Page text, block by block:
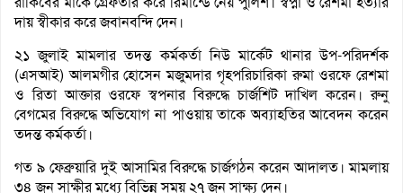
দায় স্বীকার করে জবানবন্দি দেন।
২১ জুলাই মামলার তদন্ত কর্মকর্তা নিউ মার্কেট থানার উপ-পরিদর্শক
(এসআই) আলমগীর হোসেন মজুমদার গৃহপরিচারিকা রুমা ওরফে রেশমা
ও রিতা আক্তার ওরফে স্বপনার বিরুদ্ধে চার্জশিট দাখিল করেন। রুনু
বেগমের বিরুদ্ধে অভিযোগ না পাওয়ায় তাকে অব্যাহতির আবেদন করেন
তদন্ত কর্মকর্তা।
গত ৯ ফেব্রুয়ারি দুই আসামির বিরুদ্ধে চার্জগঠন করেন আদালত। মামলায়
৩৪ জন সাক্ষীর মধ্যে বিভিন্ন সময় ২৭ জন সাক্ষ্য দেন।